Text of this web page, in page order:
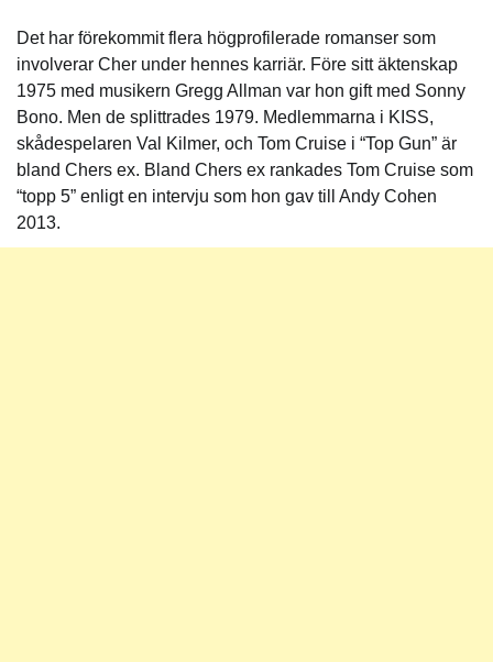
Det har förekommit flera högprofilerade romanser som
involverar Cher under hennes karriär. Före sitt äktenskap
1975 med musikern Gregg Allman var hon gift med Sonny
Bono. Men de splittrades 1979. Medlemmarna i KISS,
skådespelaren Val Kilmer, och Tom Cruise i “Top Gun” är
bland Chers ex. Bland Chers ex rankades Tom Cruise som
“topp 5” enligt en intervju som hon gav till Andy Cohen
2013.